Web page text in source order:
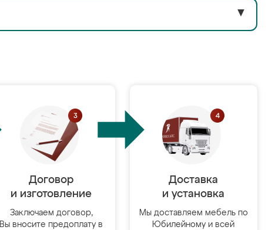
▼
Договор
и изготовление
Заключаем договор,
Вы вносите предоплату в
Доставка
и установка
Мы доставляем мебель по
Юбилейному и всей